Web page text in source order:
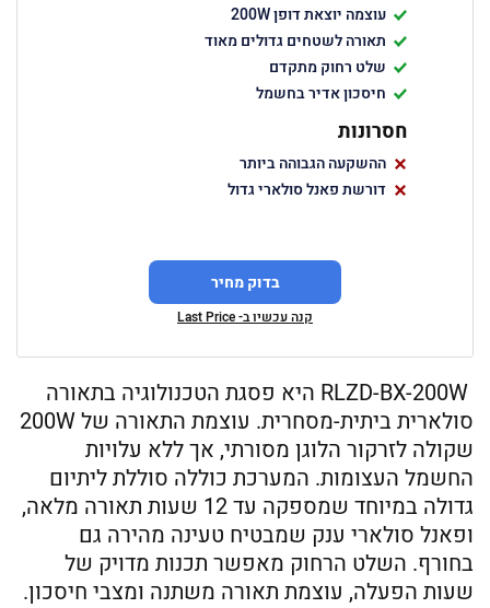
עוצמה יוצאת דופן 200W
תאורה לשטחים גדולים מאוד
שלט רחוק מתקדם
חיסכון אדיר בחשמל
חסרונות
ההשקעה הגבוהה ביותר
דורשת פאנל סולארי גדול
בדוק מחיר
קנה עכשיו ב- Last Price
RLZD-BX-200W היא פסגת הטכנולוגיה בתאורה
סולארית ביתית-מסחרית. עוצמת התאורה של 200W
שקולה לזרקור הלוגן מסורתי, אך ללא עלויות
החשמל העצומות. המערכת כוללה סוללת ליתיום
גדולה במיוחד שמספקה עד 12 שעות תאורה מלאה,
ופאנל סולארי ענק שמבטיח טעינה מהירה גם
בחורף. השלט הרחוק מאפשר תכנות מדויק של
שעות הפעלה, עוצמת תאורה משתנה ומצבי חיסכון.